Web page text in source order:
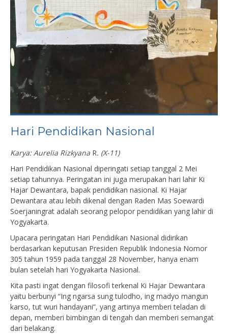
Hari Pendidikan Nasional
Karya: Aurelia Rizkyana R. (X-11)
Hari Pendidikan Nasional diperingati setiap tanggal 2 Mei
setiap tahunnya. Peringatan ini juga merupakan hari lahir Ki
Hajar Dewantara, bapak pendidikan nasional. Ki Hajar
Dewantara atau lebih dikenal dengan Raden Mas Soewardi
Soerjaningrat adalah seorang pelopor pendidikan yang lahir di
Yogyakarta.
Upacara peringatan Hari Pendidikan Nasional didirikan
berdasarkan keputusan Presiden Republik Indonesia Nomor
305 tahun 1959 pada tanggal 28 November, hanya enam
bulan setelah hari Yogyakarta Nasional.
Kita pasti ingat dengan filosofi terkenal Ki Hajar Dewantara
yaitu berbunyi “Ing ngarsa sung tulodho, ing madyo mangun
karso, tut wuri handayani”, yang artinya memberi teladan di
depan, memberi bimbingan di tengah dan memberi semangat
dari belakang.